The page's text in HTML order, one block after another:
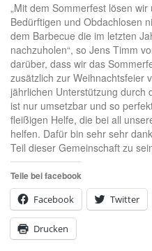
„Mit dem Sommerfest lösen
Bedürftigen und Obdachlosen
dem Barbecue die im letzten
nachzuholen“, so Jens Timm
darüber, dass wir das
zusätzlich zur Weihnachtsfeier
jährlichen Unterstützung durch
ist nur umsetzbar und so
fleißigen Helfe, die bei all
helfen. Dafür bin sehr sehr
Teil dieser Gemeinschaft zu
Teile bei facebook
Facebook
Twitter
Drucken